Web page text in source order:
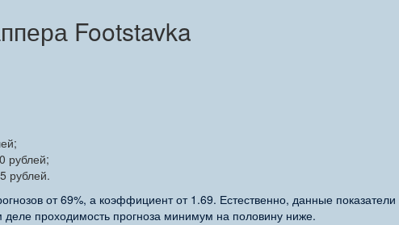
Footstavka
рублей;
рублей.
от 69%, а коэффициент от 1.69. Естественно, данные показатели
проходимость прогноза минимум на половину ниже.